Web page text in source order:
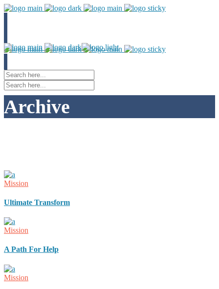
Archive
Mission
Ultimate Transform
Mission
A Path For Help
Mission